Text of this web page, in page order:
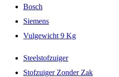
Bosch
Siemens
Vulgewicht 9 Kg
Steelstofzuiger
Stofzuiger Zonder Zak